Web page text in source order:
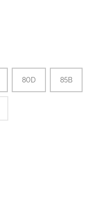
80D 85В
Giulia